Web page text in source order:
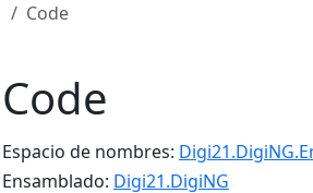
Code
Code
Espacio de nombres:
Ensamblado: Digi21.DigiNG